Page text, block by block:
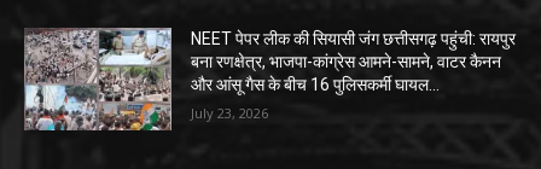
NEET पेपर लीक की सियासी जंग छत्तीसगढ़ पहुंची: रायपुर
बना रणक्षेत्र, भाजपा-कांग्रेस आमने-सामने, वाटर कैनन
और आंसू गैस के बीच 16 पुलिसकर्मी घायल…
July 23, 2026